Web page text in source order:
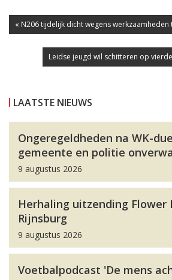
« N206 tijdelijk dicht wegens werkzaamheden
Leidse jeugd wil schitteren op
LAATSTE NIEUWS
Ongeregeldheden na WK-
gemeente en politie
9 augustus 2026
Herhaling uitzending Flower
Rijnsburg
9 augustus 2026
Voetbalpodcast 'De mens